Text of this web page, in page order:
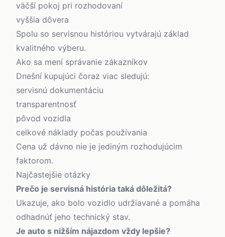
väčší pokoj pri rozhodovaní
vyššia dôvera
Spolu so servisnou históriou vytvárajú základ
kvalitného výberu.
Ako sa mení správanie zákazníkov
Dnešní kupujúci čoraz viac sledujú:
servisnú dokumentáciu
transparentnosť
pôvod vozidla
celkové náklady počas používania
Cena už dávno nie je jediným rozhodujúcim
faktorom.
Najčastejšie otázky
Prečo je servisná história taká dôležitá?
Ukazuje, ako bolo vozidlo udržiavané a pomáha
odhadnúť jeho technický stav.
Je auto s nižším nájazdom vždy lepšie?